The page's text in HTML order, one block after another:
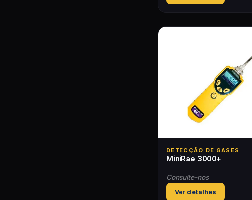
DETECÇÃO DE GASES
MiniRae 3000+
Consulte-nos
Ver detalhes